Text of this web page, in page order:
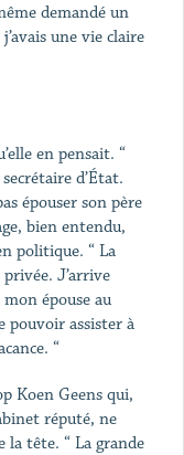
demandé un
une vie claire
en pensait. “
d’État.
épouser son père
bien entendu,
politique. “ La
J’arrive
épouse au
pouvoir assister à
“
Koen Geens qui,
réputé, ne
tête. “ La grande